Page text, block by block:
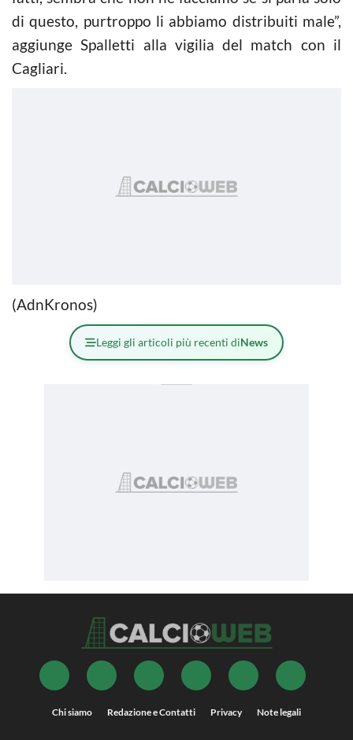
di questo, purtroppo li abbiamo distribuiti male”,
aggiunge Spalletti alla vigilia del match con il
Cagliari.
(AdnKronos)
Leggi gli articoli più recenti diNews
Chi siamo Redazione e Contatti Privacy Note legali